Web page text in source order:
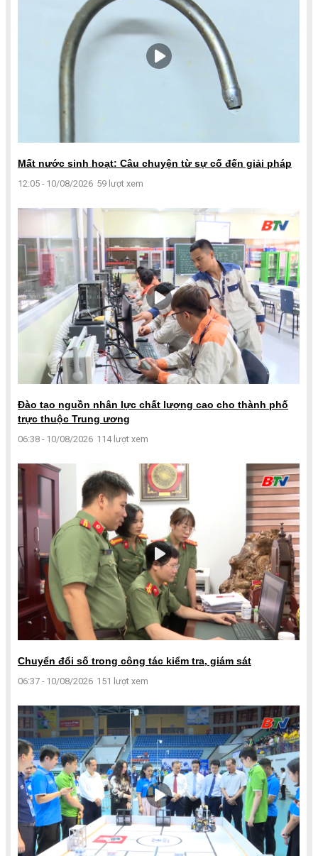
Mất nước sinh hoạt: Câu chuyện từ sự cố đến giải pháp
12:05 - 10/08/2026 59 lượt xem
Đào tạo nguồn nhân lực chất lượng cao cho thành phố
trực thuộc Trung ương
06:38 - 10/08/2026 114 lượt xem
Chuyển đổi số trong công tác kiểm tra, giám sát
06:37 - 10/08/2026 151 lượt xem